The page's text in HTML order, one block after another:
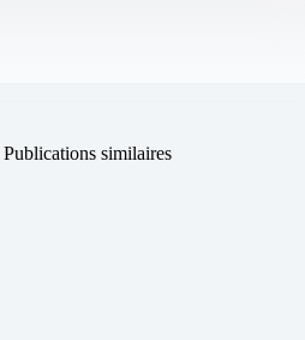
Publications similaires